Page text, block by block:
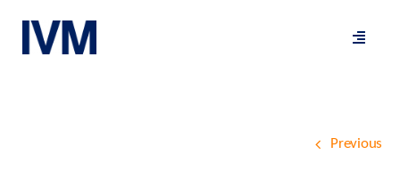
content
Toggle
Previous